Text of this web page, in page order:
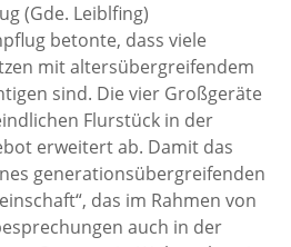
(Gde. Leiblfing)
betonte, dass viele
mit altersübergreifendem
sind. Die vier Großgeräte
Flurstück in der
erweitert ab. Damit das
generationsübergreifenden
das im Rahmen von
auch in der